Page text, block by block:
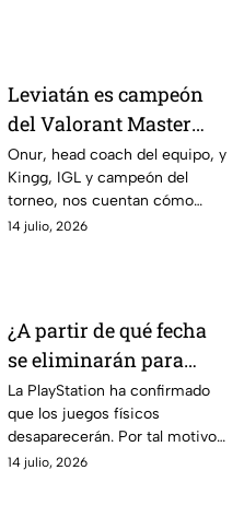
Leviatán es campeón
del Valorant Master
Londres 2026 |
Entrevista con Onur y
Kingg
Onur, head coach del equipo, y
Kingg, IGL y campeón del
torneo, nos cuentan cómo
vivieron el camino hacia el
Latinoamérica.
14 julio, 2026
¿A partir de qué fecha
se eliminarán para
siempre los juegos
físicos de la
PlayStation?
La PlayStation ha confirmado
que los juegos físicos
desaparecerán. Por tal motivo,
aquí conocerás a partir de
14 julio, 2026